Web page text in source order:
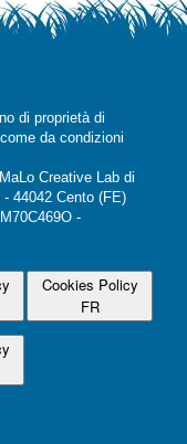
di proprietà di
da condizioni
Creative Lab di
44042 Cento (FE)
-
Cookies Policy
FR